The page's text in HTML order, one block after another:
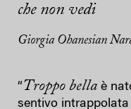
che non vedi
Giorgia Ohanesian
“Troppo bella è
sentivo